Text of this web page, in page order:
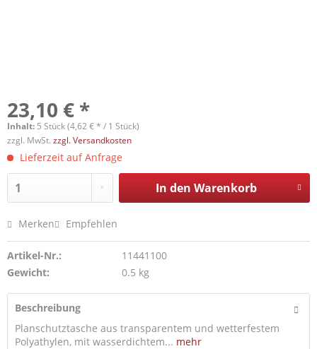
23,10 € *
Inhalt: 5 Stück (4,62 € * / 1 Stück)
zzgl. MwSt. zzgl. Versandkosten
Lieferzeit auf Anfrage
In den Warenkorb
Merken Empfehlen
Artikel-Nr.:
11441100
Gewicht:
0.5 kg
Beschreibung
Planschutztasche aus transparentem und wetterfestem
Polyathylen, mit wasserdichtem... mehr